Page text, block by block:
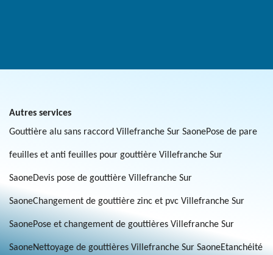
Autres services
Gouttière alu sans raccord Villefranche Sur SaonePose de pare
feuilles et anti feuilles pour gouttière Villefranche Sur
SaoneDevis pose de gouttière Villefranche Sur
SaoneChangement de gouttière zinc et pvc Villefranche Sur
SaonePose et changement de gouttières Villefranche Sur
SaoneNettoyage de gouttières Villefranche Sur SaoneEtanchéité